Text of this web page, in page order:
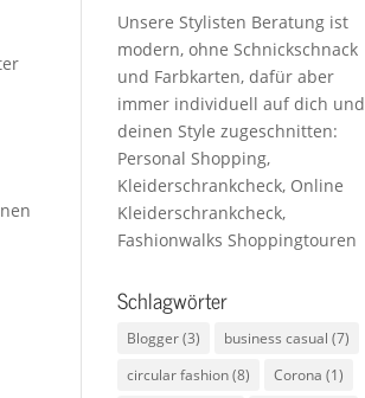
Unsere Stylisten Beratung ist
modern, ohne Schnickschnack
und Farbkarten, dafür aber
immer individuell auf dich und
deinen Style zugeschnitten:
Personal Shopping,
Kleiderschrankcheck, Online
Kleiderschrankcheck,
Fashionwalks Shoppingtouren
Schlagwörter
Blogger(3) business casual (7)
circular fashion(8) Corona (1)